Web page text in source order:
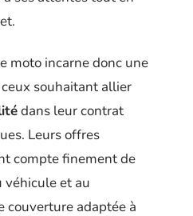
moto incarne donc une
souhaitant allier
dans leur contrat
Leurs offres
compte finement de
véhicule et au
couverture adaptée à